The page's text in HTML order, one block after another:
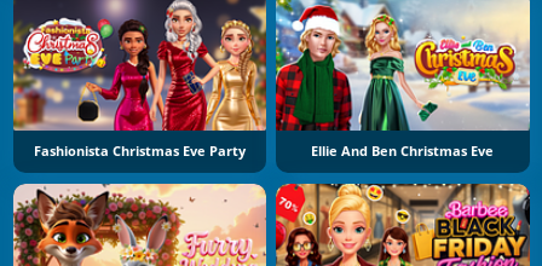
Fashionista Christmas Eve Party Ellie And Ben Christmas Eve